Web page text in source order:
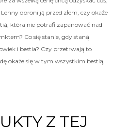
obroni ją przed złem, czy okaże
która nie potrafi zapanować nad
Co się stanie, gdy staną
i bestia? Czy przetrwają to
okaże się w tym wszystkim bestią,
Z TEJ